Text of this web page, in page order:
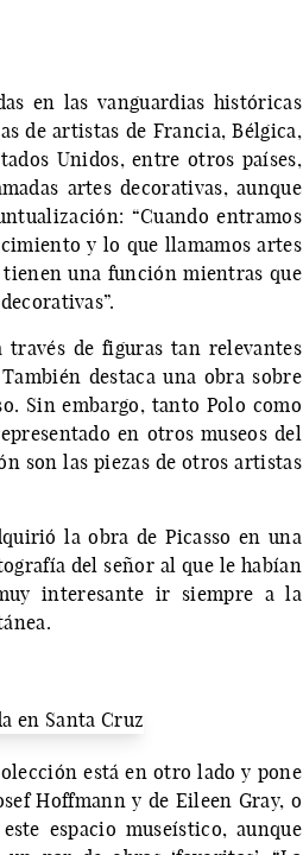
en las vanguardias históricas
de artistas de Francia, Bélgica,
Unidos, entre otros países,
artes decorativas, aunque
“Cuando entramos
y lo que llamamos artes
una función mientras que
través de figuras tan relevantes
destaca una obra sobre
Sin embargo, tanto Polo como
en otros museos del
son las piezas de otros artistas
la obra de Picasso en una
del señor al que le habían
interesante ir siempre a la
está en otro lado y pone
Hoffmann y de Eileen Gray, o
espacio museístico, aunque